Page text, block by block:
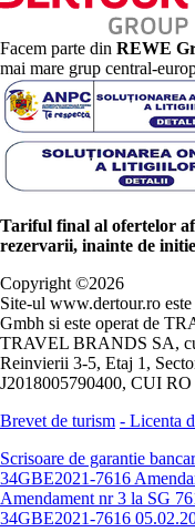
Facem parte din REWE
mai mare grup central-
Tariful final al ofertelor
rezervarii, inainte de
Copyright ©2026
Site-ul www.dertour.ro
Gmbh si este operat de
TRAVEL BRANDS SA,
Reinvierii 3-5, Etaj 1,
J2018005790400, CUI RO
Brevet de turism - Licenta
Scrisoare de garantie
34GBE2021-7616
Amendament nr 3 la SG
34GBE2021-7616